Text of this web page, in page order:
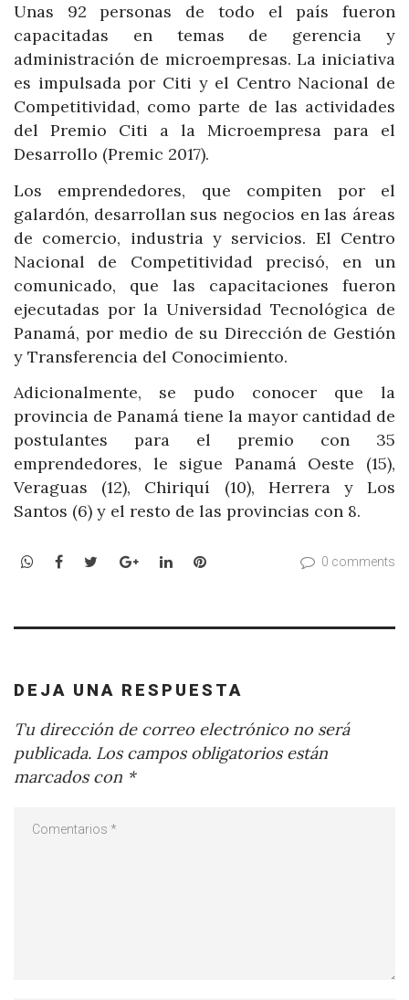
Unas 92 personas de todo el país fueron
capacitadas en temas de gerencia y
administración de microempresas. La iniciativa
es impulsada por Citi y el Centro Nacional de
Competitividad, como parte de las actividades
del Premio Citi a la Microempresa para el
Desarrollo (Premic 2017).
Los emprendedores, que compiten por el
galardón, desarrollan sus negocios en las áreas
de comercio, industria y servicios. El Centro
Nacional de Competitividad precisó, en un
comunicado, que las capacitaciones fueron
ejecutadas por la Universidad Tecnológica de
Panamá, por medio de su Dirección de Gestión
y Transferencia del Conocimiento.
Adicionalmente, se pudo conocer que la
provincia de Panamá tiene la mayor cantidad de
postulantes para el premio con 35
emprendedores, le sigue Panamá Oeste (15),
Veraguas (12), Chiriquí (10), Herrera y Los
Santos (6) y el resto de las provincias con 8.
WhatsApp
Facebook
TwitterGoogle+LinkedInPinterest 0 comments
DEJA UNA RESPUESTA
Tu dirección de correo electrónico no será
publicada. Los campos obligatorios están
marcados con *